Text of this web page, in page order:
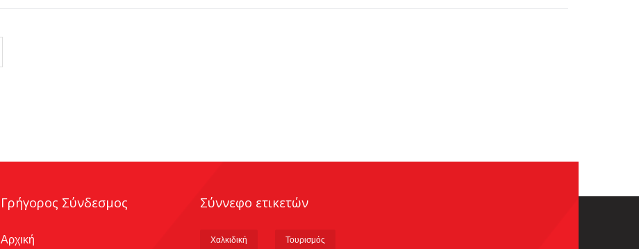
Γρήγορος Σύνδεσμος
Αρχική
Σύννεφο ετικετών
Χαλκιδική Τουρισμός